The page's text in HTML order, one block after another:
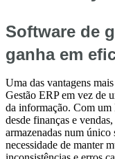
Software de
ganha em
Uma das vantagens
Gestão ERP em vez de
da informação. Com um
desde finanças e
armazenadas num
necessidade de manter